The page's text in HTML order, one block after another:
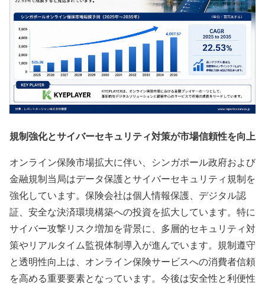
規制強化とサイバーセキュリティ対策が市場信頼性を向上
オンライン保険市場拡大に伴い、シンガポール政府および
金融規制当局はデータ保護とサイバーセキュリティ規制を
強化しています。保険会社は個人情報保護、デジタル認
証、安全な決済環境構築への投資を拡大しています。特に
サイバー攻撃リスク増加を背景に、多層的セキュリティ対
策やリアルタイム監視体制導入が進んでいます。規制遵守
と透明性向上は、オンライン保険サービスへの消費者信頼
を高める重要要素となっています。今後は安全性と利便性